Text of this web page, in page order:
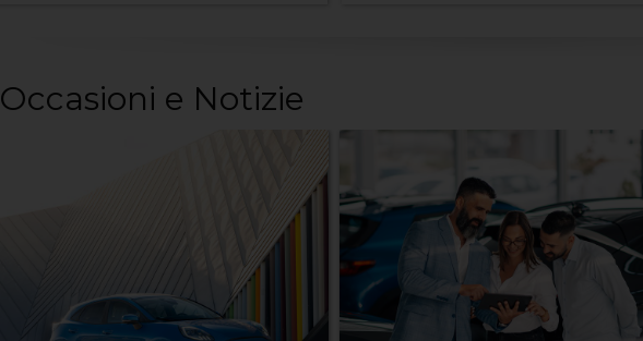
Occasioni e Notizie